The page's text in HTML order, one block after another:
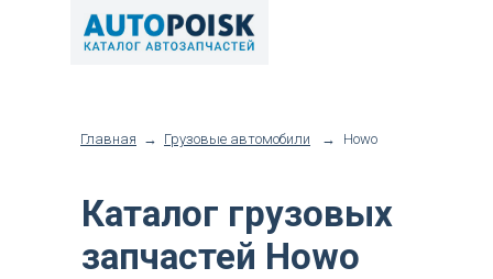
Главная Грузовые автомобили
→ → Howo
Каталог грузовых
запчастей Howo